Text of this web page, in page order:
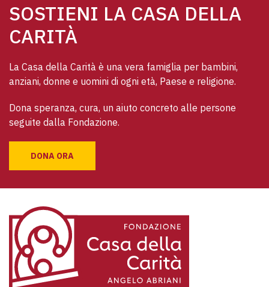
SOSTIENI LA CASA DELLA
CARITÀ
La Casa della Carità è una vera famiglia per bambini,
anziani, donne e uomini di ogni età, Paese e religione.
Dona speranza, cura, un aiuto concreto alle persone
seguite dalla Fondazione.
DONA ORA